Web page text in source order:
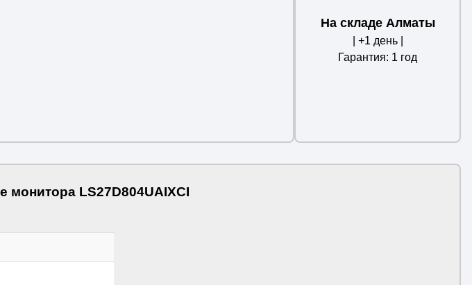
На складе Алматы
| +1 день |
Гарантия: 1 год
монитора LS27D804UAIXCI